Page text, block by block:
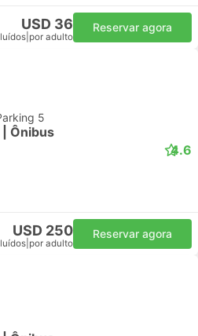
USD 36
por adulto
Reservar agora
5
| Ônibus
4.6
USD 250
por adulto
Reservar agora